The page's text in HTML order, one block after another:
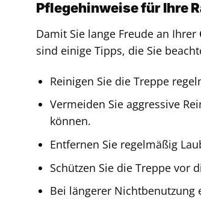
Pflegehinweise für Ihre
Damit Sie lange Freude an Ihrer
sind einige Tipps, die Sie
Reinigen Sie die Treppe
Vermeiden Sie aggressive
können.
Entfernen Sie regelmäßig
Schützen Sie die Treppe vor
Bei längerer Nichtbenutzung